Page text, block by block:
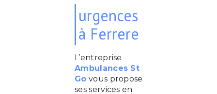
urgences
à Ferrere
L’entreprise
Ambulances St
Go vous propose
ses services en